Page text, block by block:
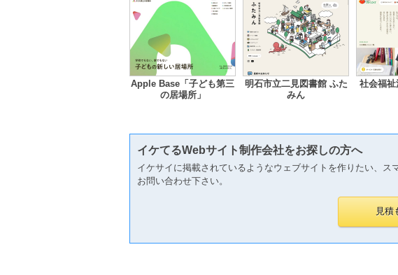
Apple Base「子ども第三
の居場所」
明石市立二見図書館 ふた
みん
社会福祉
イケてるWebサイト制作会社をお探しの方へ
イケサイに掲載されているようなウェブサイトを作りたい、
お問い合わせ下さい。